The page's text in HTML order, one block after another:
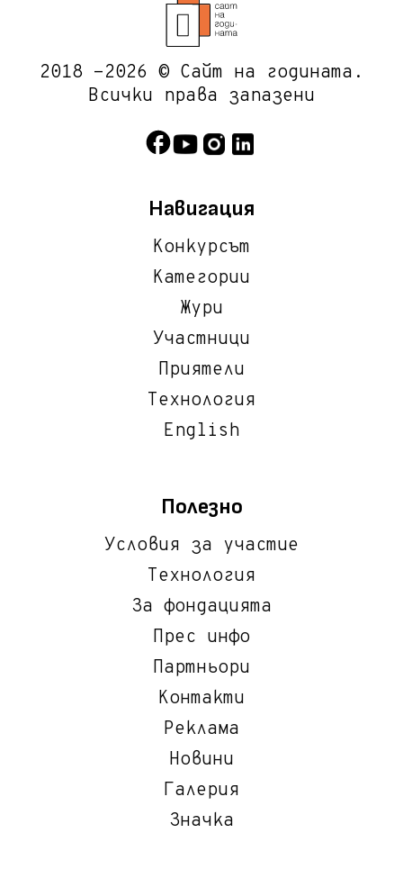
2018 -2026 © Сайт на годината.
Всички права запазени
Навигация
Конкурсът
Категории
Жури
Участници
Приятели
Технология
English
Полезно
Условия за участие
Технология
За фондацията
Прес инфо
Партньори
Контакти
Реклама
Новини
Галерия
Значка